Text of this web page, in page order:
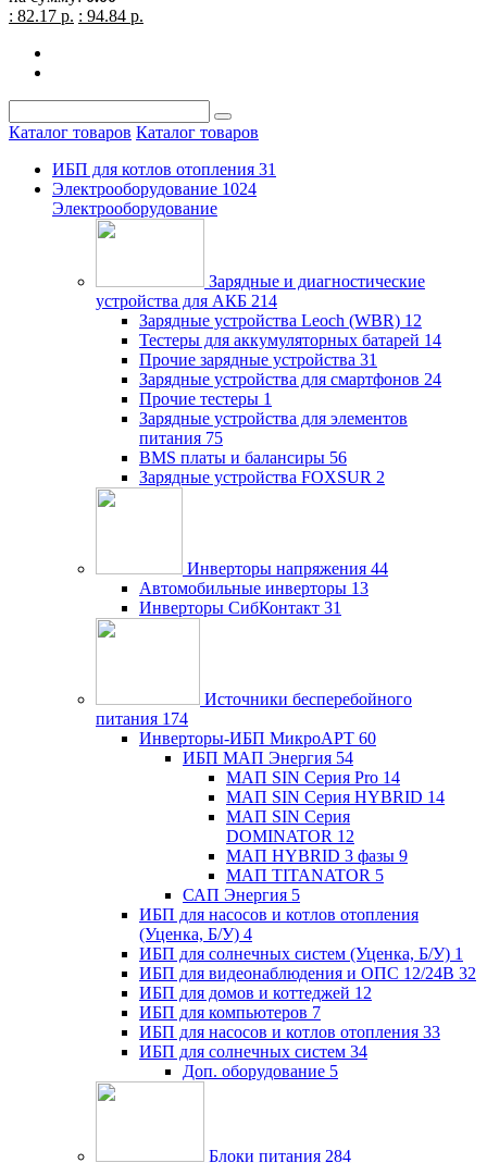
: 82.17 р. : 94.84 р.
Каталог товаров Каталог товаров
ИБП для котлов отопления 31
Электрооборудование 1024
Электрооборудование
Зарядные и диагностические
устройства для АКБ 214
Зарядные устройства Leoch (WBR) 12
Тестеры для аккумуляторных батарей 14
Прочие зарядные устройства 31
Зарядные устройства для смартфонов 24
Прочие тестеры 1
Зарядные устройства для элементов
питания 75
BMS платы и балансиры 56
Зарядные устройства FOXSUR 2
Инверторы напряжения 44
Автомобильные инверторы 13
Инверторы СибКонтакт 31
Источники бесперебойного
питания 174
Инверторы-ИБП МикроАРТ 60
ИБП МАП Энергия 54
МАП SIN Серия Pro 14
МАП SIN Серия HYBRID 14
МАП SIN Серия
DOMINATOR 12
МАП HYBRID 3 фазы 9
МАП TITANATOR 5
САП Энергия 5
ИБП для насосов и котлов отопления
(Уценка, Б/У) 4
ИБП для солнечных систем (Уценка, Б/У) 1
ИБП для видеонаблюдения и ОПС 12/24В 32
ИБП для домов и коттеджей 12
ИБП для компьютеров 7
ИБП для насосов и котлов отопления 33
ИБП для солнечных систем 34
Доп. оборудование 5
Блоки питания 284